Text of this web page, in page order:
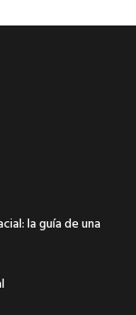
la guía de una